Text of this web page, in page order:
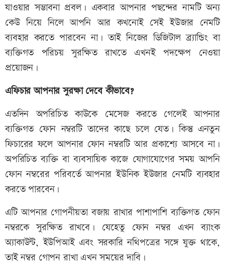
যাওয়ার সম্ভাবনা প্রবল। একবার আপনার পছন্দের নামটি অন্য
কেউ নিয়ে নিলে আপনি আর কখনোই সেই ইউজার নেমটি
ব্যবহার করতে পারবেন না। তাই নিজের ডিজিটাল ব্র্যান্ডিং বা
ব্যক্তিগত পরিচয় সুরক্ষিত রাখতে এখনই পদক্ষেপ নেওয়া
প্রয়োজন।
এফিচার আপনার সুরক্ষা দেবে কীভাবে?
এতদিন অপরিচিত কাউকে মেসেজ করতে গেলেই আপনার
ব্যক্তিগত ফোন নম্বরটি তাদের কাছে চলে যেত। কিন্তু এনতুন
ফিচারের ফলে আপনার ফোন নম্বরটি আর প্রকাশ্যে আসবে না।
অপরিচিত ব্যক্তি বা ব্যবসায়িক কাজে যোগাযোগের সময় আপনি
ফোন নম্বরের পরিবর্তে আপনার ইউনিক ইউজার নেমটি ব্যবহার
করতে পারবেন।
এটি আপনার গোপনীয়তা বজায় রাখার পাশাপাশি ব্যক্তিগত ফোন
নম্বরকে সুরক্ষিত রাখবে। যেহেতু ফোন নম্বর এখন ব্যাংক
অ্যাকাউন্ট, ইউপিআই এবং সরকারি নথিপত্রের সঙ্গে যুক্ত থাকে,
তাই নম্বর গোপন রাখা এখন সময়ের দাবি।